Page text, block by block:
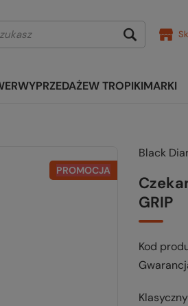
WYPRZEDAŻEW TROPIKIMARKI
PROMOCJA
Black
GRIP
Kod